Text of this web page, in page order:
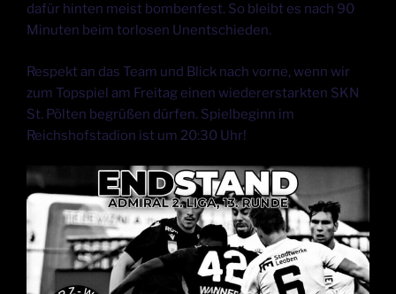
dafür hinten meist bombenfest. So bleibt es nach 90
Minuten beim torlosen Unentschieden.
Respekt an das Team und Blick nach vorne, wenn wir
zum Topspiel am Freitag einen wiedererstarkten SKN
St. Pölten begrüßen dürfen. Spielbeginn im
Reichshofstadion ist um 20:30 Uhr!